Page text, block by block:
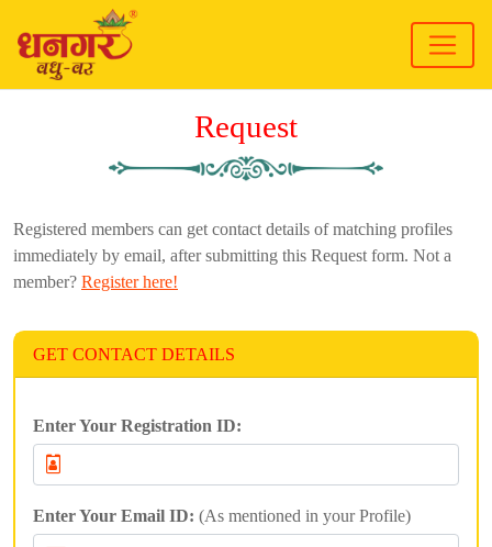
Request
Registered members can get contact details of matching profiles
immediately by email, after submitting this Request form. Not a
member? Register here!
GET CONTACT DETAILS
Enter Your Registration ID:
Enter Your Email ID: (As mentioned in your Profile)